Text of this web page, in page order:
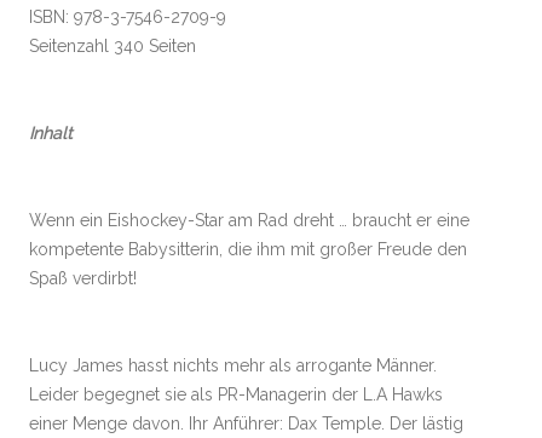
ISBN: 978-3-7546-2709-9
Seitenzahl 340 Seiten
Inhalt
Wenn ein Eishockey-Star am Rad dreht … braucht er eine
kompetente Babysitterin, die ihm mit großer Freude den
Spaß verdirbt!
Lucy James hasst nichts mehr als arrogante Männer.
Leider begegnet sie als PR-Managerin der L.A Hawks
einer Menge davon. Ihr Anführer: Dax Temple. Der lästig